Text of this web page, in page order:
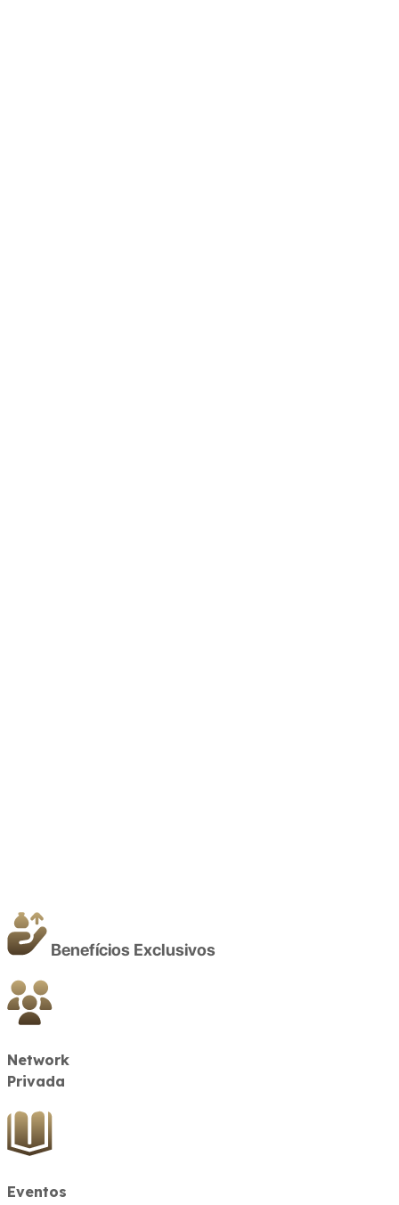
Benefícios Exclusivos
Network
Privada
Eventos